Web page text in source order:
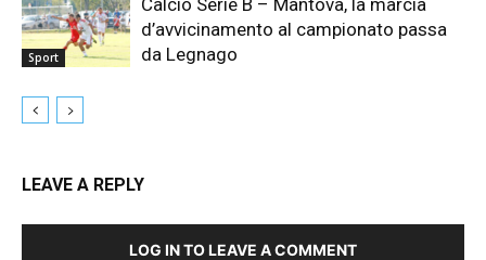
Sport
d’avvicinamento al campionato passa
da Legnago
LEAVE A REPLY
LOG IN TO LEAVE A COMMENT